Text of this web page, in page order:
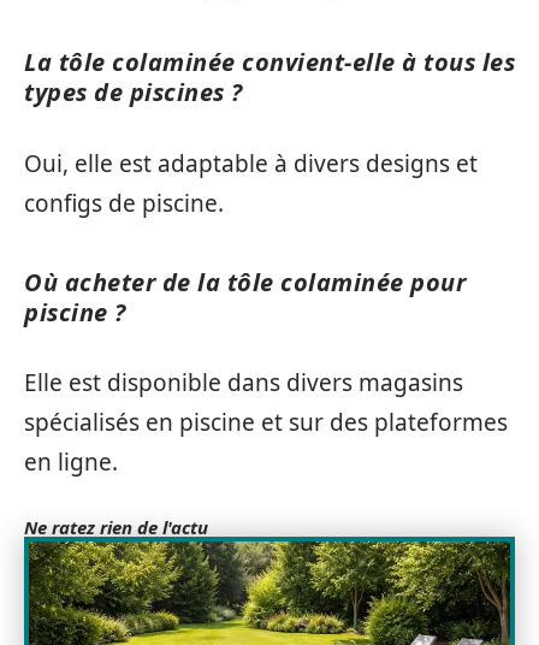
La tôle colaminée convient-elle à tous les
types de piscines ?
Oui, elle est adaptable à divers designs et
configs de piscine.
Où acheter de la tôle colaminée pour
piscine ?
Elle est disponible dans divers magasins
spécialisés en piscine et sur des plateformes
en ligne.
Ne ratez rien de l'actu